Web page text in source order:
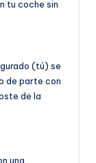
tu coche sin
(tú) se
de parte con
de la
una